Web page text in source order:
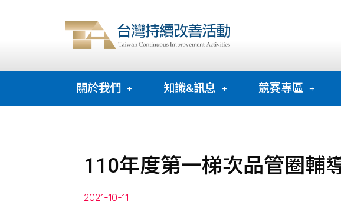
關於我們 知識&訊息 競賽專區
110年度第一梯次品管圈輔
2021-10-11